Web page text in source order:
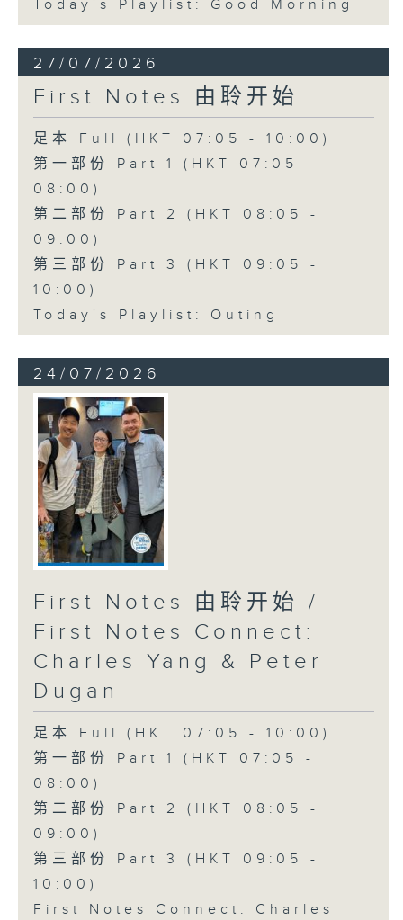
Today's Playlist: Good Morning
27/07/2026
First Notes 由聆开始
足本 Full (HKT 07:05 - 10:00)
第一部份 Part 1 (HKT 07:05 -
08:00)
第二部份 Part 2 (HKT 08:05 -
09:00)
第三部份 Part 3 (HKT 09:05 -
10:00)
Today's Playlist: Outing
24/07/2026
First Notes 由聆开始 /
First Notes Connect:
Charles Yang & Peter
Dugan
足本 Full (HKT 07:05 - 10:00)
第一部份 Part 1 (HKT 07:05 -
08:00)
第二部份 Part 2 (HKT 08:05 -
09:00)
第三部份 Part 3 (HKT 09:05 -
10:00)
First Notes Connect: Charles